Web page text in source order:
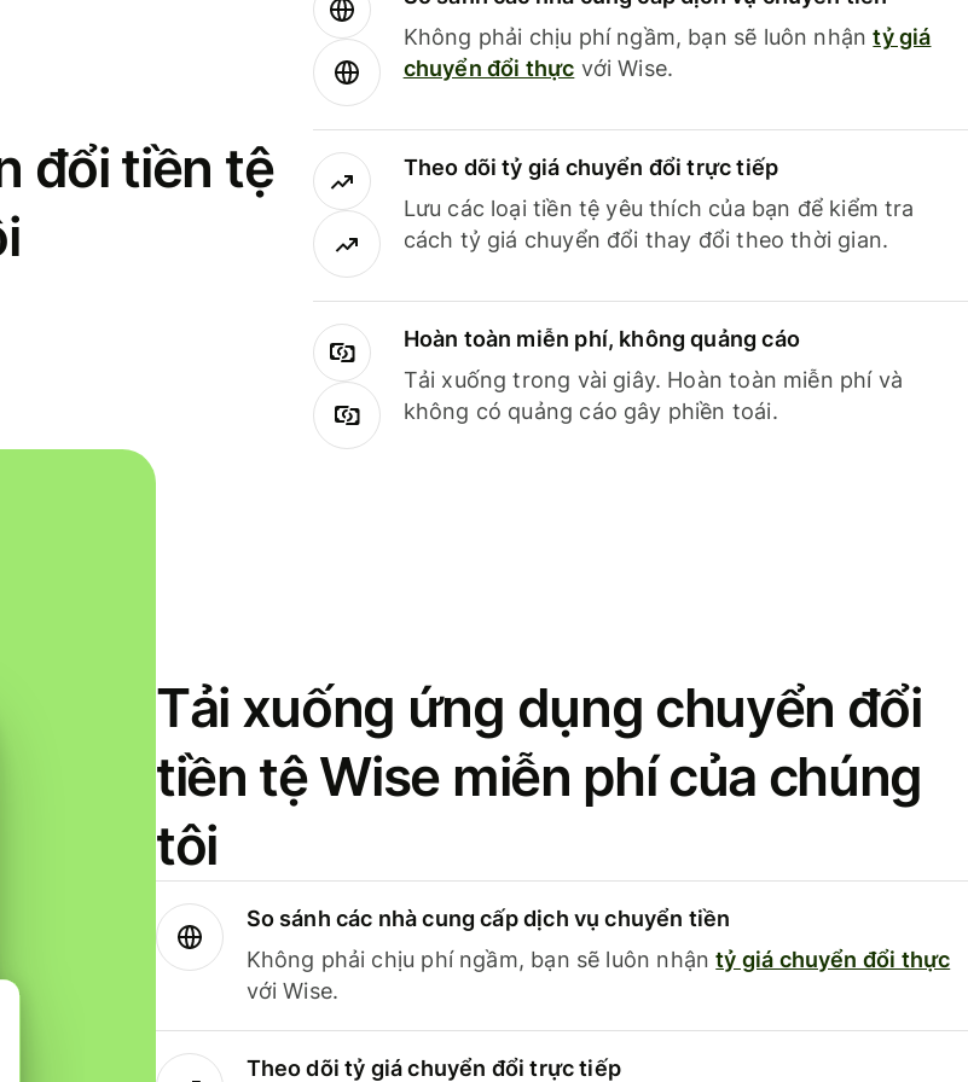
đổi tiền tệ
Không phải chịu phí ngầm, bạn sẽ luôn nhậntỷ giá
chuyển đổi thực với Wise.
Theo dõi tỷ giá chuyển đổi trực tiếp
Lưu các loại tiền tệ yêu thích của bạn để kiểm tra
cách tỷ giá chuyển đổi thay đổi theo thời gian.
Hoàn toàn miễn phí, không quảng cáo
Tải xuống trong vài giây. Hoàn toàn miễn phí và
không có quảng cáo gây phiền toái.
Tải xuống ứng dụng chuyển đổi
tiền tệ Wise miễn phí của chúng
tôi
So sánh các nhà cung cấp dịch vụ chuyển tiền
Không phải chịu phí ngầm, bạn sẽ luôn nhậntỷ giá chuyển đổi thực
với Wise.
Theo dõi tỷ giá chuyển đổi trực tiếp